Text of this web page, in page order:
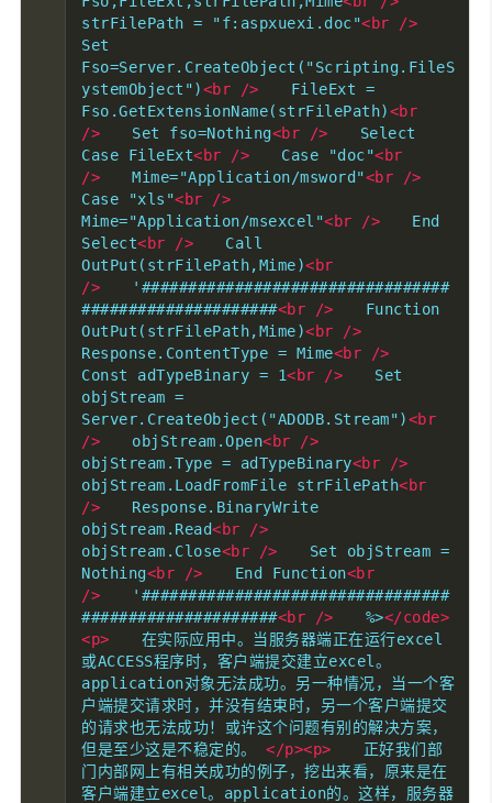
strFilePath = "f:aspxuexi.doc"<br
/>
Set
Fso=Server.CreateObject("Scripting.FileS
ystemObject")<br /> FileExt =
Fso.GetExtensionName(strFilePath)<br
/> Set fso=Nothing<br /> Select
Case FileExt<br /> Case "doc"<br
/> Mime="Application/msword"<br
/>
Case "xls"<br
/>
Mime="Application/msexcel"<br /> End
Select<br /> Call
OutPut(strFilePath,Mime)<br
/> '#################################
#####################<br /> Function
OutPut(strFilePath,Mime)<br
/>
Response.ContentType = Mime<br
/>
Const adTypeBinary = 1<br /> Set
objStream =
Server.CreateObject("ADODB.Stream")<br
/> objStream.Open<br
/>
objStream.Type = adTypeBinary<br
/>
objStream.LoadFromFile strFilePath<br
/> Response.BinaryWrite
objStream.Read<br
/>
objStream.Close<br /> Set objStream =
Nothing<br /> End Function<br
/> '#################################
#####################<br /> %></code>
<p> 在实际应用中。当服务器端正在运行excel
或ACCESS程序时，客户端提交建立excel。
application对象无法成功。另一种情况，当一个客
户端提交请求时，并没有结束时，另一个客户端提交
的请求也无法成功！或许这个问题有别的解决方案，
但是至少这是不稳定的。 </p><p> 正好我们部
门内部网上有相关成功的例子，挖出来看，原来是在
客户端建立excel。application的。这样，服务器